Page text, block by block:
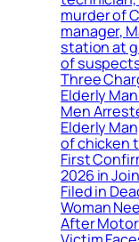
murder of
manager,
station at
of
Three
Elderly
Men
Elderly
of chicken
First
2026 in
Filed in
Woman
After